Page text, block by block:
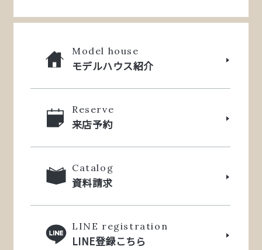
Model house
モデルハウス紹介
Reserve
来店予約
Catalog
資料請求
LINE registration
LINE登録こちら